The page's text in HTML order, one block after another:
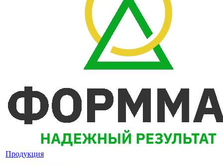
Продукция